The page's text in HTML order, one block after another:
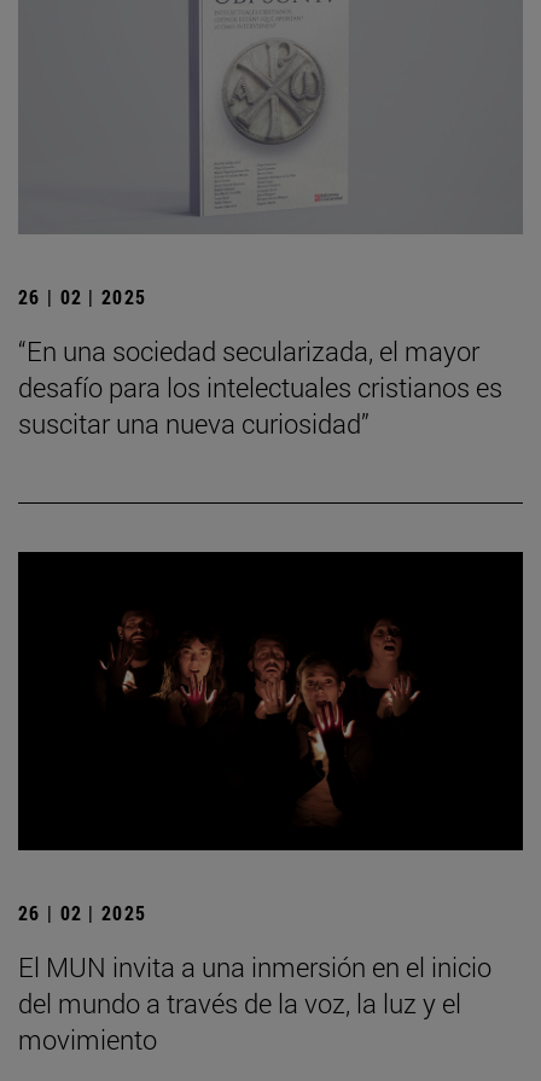
26 | 02 | 2025
“En una sociedad secularizada, el mayor
desafío para los intelectuales cristianos es
suscitar una nueva curiosidad”
26 | 02 | 2025
El MUN invita a una inmersión en el inicio
del mundo a través de la voz, la luz y el
movimiento